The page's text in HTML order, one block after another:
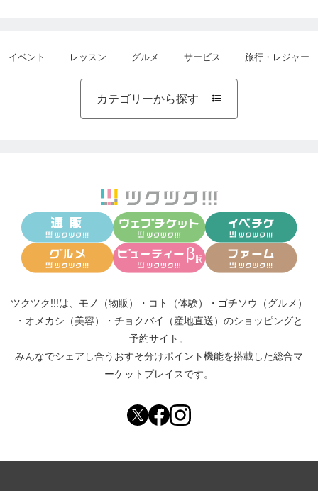
イベント レッスン グルメ サービス 旅行・レジャー
カテゴリーから探す 
ツクツク!!!は、 モノ（物販） ・ コト（体験） ・ ゴチソウ（グルメ）
・ オメカシ（美容） ・ チョクバイ（産地直送） のショッピングと
予約サイト。
みんなでシェアし合う おすそ分けポイント機能を搭載した総合マ
ーケットプレイスです。